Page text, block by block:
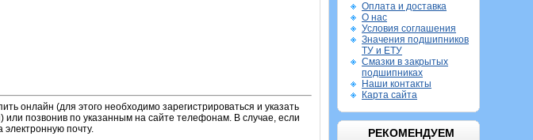
Оплата и доставка
О нас
Условия соглашения
Значения подшипников
ТУ и ЕТУ
Смазки в закрытых
подшипниках
Наши контакты
Карта сайта
РЕКОМЕНДУЕМ
онлайн (для этого необходимо зарегистрироваться и указать
позвонив по указанным на сайте телефонам. В случае, если
почту.